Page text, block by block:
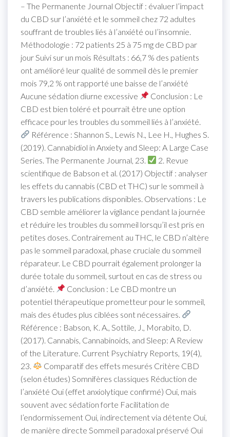
– The Permanente Journal Objectif : évaluer l’impact
du CBD sur l’anxiété et le sommeil chez 72 adultes
souffrant de troubles liés à l’anxiété ou l’insomnie.
Méthodologie : 72 patients 25 à 75 mg de CBD par
jour Suivi sur un mois Résultats : 66,7 % des patients
ont amélioré leur qualité de sommeil dès le premier
mois 79,2 % ont rapporté une baisse de l’anxiété
Aucune sédation diurne excessive
Conclusion : Le
CBD est bien toléré et pourrait être une option
efficace pour les troubles du sommeil liés à l’anxiété.
Référence : Shannon S., Lewis N., Lee H., Hughes S.
(2019). Cannabidiol in Anxiety and Sleep: A Large Case
Series. The Permanente Journal, 23.
2. Revue
scientifique de Babson et al. (2017) Objectif : analyser
les effets du cannabis (CBD et THC) sur le sommeil à
travers les publications disponibles. Observations : Le
CBD semble améliorer la vigilance pendant la journée
et réduire les troubles du sommeil lorsqu’il est pris en
petites doses. Contrairement au THC, le CBD n’altère
pas le sommeil paradoxal, phase cruciale du sommeil
réparateur. Le CBD pourrait également prolonger la
durée totale du sommeil, surtout en cas de stress ou
d’anxiété.
Conclusion : Le CBD montre un
potentiel thérapeutique prometteur pour le sommeil,
mais des études plus ciblées sont nécessaires.
Référence : Babson, K. A., Sottile, J., Morabito, D.
(2017). Cannabis, Cannabinoids, and Sleep: A Review
of the Literature. Current Psychiatry Reports, 19(4),
23.
Comparatif des effets mesurés Critère CBD
(selon études) Somnifères classiques Réduction de
l’anxiété Oui (effet anxiolytique confirmé) Oui, mais
souvent avec sédation forte Facilitation de
l’endormissement Oui, indirectement via détente Oui,
de manière directe Sommeil paradoxal préservé Oui